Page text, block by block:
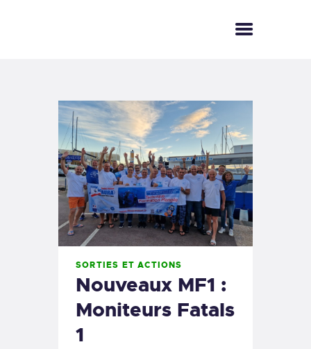
LE CLUB
LE LÉMAN
PHOTOS
BOUTIQUE
ESPACE MEMBRE
CONTACT
SORTIES ET ACTIONS
Nouveaux MF1 :
Moniteurs Fatals
1